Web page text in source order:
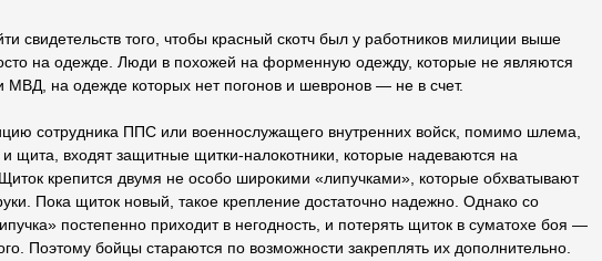
свидетельств того, чтобы красный скотч был у работников милиции выше
на одежде. Люди в похожей на форменную одежду, которые не являются
МВД, на одежде которых нет погонов и шевронов — не в счет.
сотрудника ППС или военнослужащего внутренних войск, помимо шлема,
щита, входят защитные щитки-налокотники, которые надеваются на
крепится двумя не особо широкими «липучками», которые обхватывают
Пока щиток новый, такое крепление достаточно надежно. Однако со
постепенно приходит в негодность, и потерять щиток в суматохе боя —
Поэтому бойцы стараются по возможности закреплять их дополнительно.